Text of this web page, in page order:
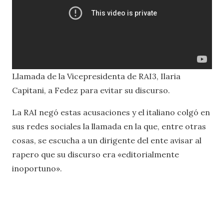
Llamada de la Vicepresidenta de RAI3, Ilaria
Capitani, a Fedez para evitar su discurso.
La RAI negó estas acusaciones y el italiano colgó en
sus redes sociales la llamada en la que, entre otras
cosas, se escucha a un dirigente del ente avisar al
rapero que su discurso era «editorialmente
inoportuno».